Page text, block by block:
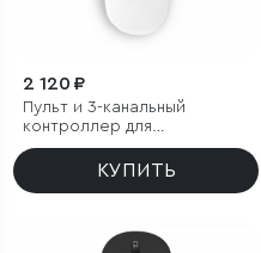
2 120 ₽
Пульт и 3-канальный
контроллер для
дистанционного управления
освещениемКУПИТЬ